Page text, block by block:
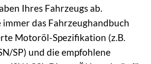
Ihres Fahrzeugs ab.
das Fahrzeughandbuch
Motoröl-Spezifikation (z.B.
SP) und die empfohlene